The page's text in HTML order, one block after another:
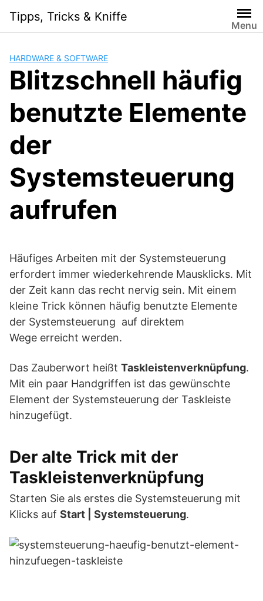
content
Tipps, Tricks & Kniffe
Menu
HARDWARE & SOFTWARE
Blitzschnell häufig
benutzte Elemente
der
Systemsteuerung
aufrufen
Häufiges Arbeiten mit der Systemsteuerung
erfordert immer wiederkehrende Mausklicks. Mit
der Zeit kann das recht nervig sein. Mit einem
kleine Trick können häufig benutzte Elemente
der Systemsteuerung auf direktem
Wege erreicht werden.
Das Zauberwort heißt Taskleistenverknüpfung.
Mit ein paar Handgriffen ist das gewünschte
Element der Systemsteuerung der Taskleiste
hinzugefügt.
Der alte Trick mit der
Taskleistenverknüpfung
Starten Sie als erstes die Systemsteuerung mit
Klicks auf Start | Systemsteuerung.